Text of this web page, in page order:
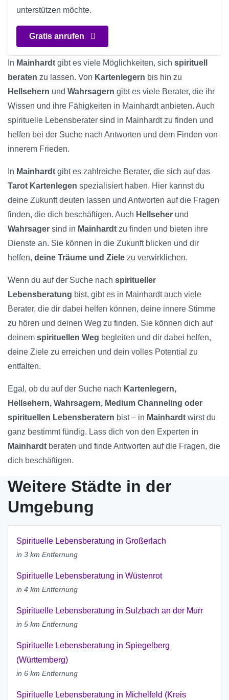
unterstützen möchte.
Gratis anrufen
In Mainhardt gibt es viele Möglichkeiten, sich spirituell
beraten zu lassen. Von Kartenlegern bis hin zu
Hellsehern und Wahrsagern gibt es viele Berater, die ihr
Wissen und ihre Fähigkeiten in Mainhardt anbieten. Auch
spirituelle Lebensberater sind in Mainhardt zu finden und
helfen bei der Suche nach Antworten und dem Finden von
innerem Frieden.
In Mainhardt gibt es zahlreiche Berater, die sich auf das
Tarot Kartenlegen spezialisiert haben. Hier kannst du
deine Zukunft deuten lassen und Antworten auf die Fragen
finden, die dich beschäftigen. Auch Hellseher und
Wahrsager sind in Mainhardt zu finden und bieten ihre
Dienste an. Sie können in die Zukunft blicken und dir
helfen, deine Träume und Ziele zu verwirklichen.
Wenn du auf der Suche nach spiritueller
Lebensberatung bist, gibt es in Mainhardt auch viele
Berater, die dir dabei helfen können, deine innere Stimme
zu hören und deinen Weg zu finden. Sie können dich auf
deinem spirituellen Weg begleiten und dir dabei helfen,
deine Ziele zu erreichen und dein volles Potential zu
entfalten.
Egal, ob du auf der Suche nach Kartenlegern,
Hellsehern, Wahrsagern, Medium Channeling oder
spirituellen Lebensberatern bist – in Mainhardt wirst du
ganz bestimmt fündig. Lass dich von den Experten in
Mainhardt beraten und finde Antworten auf die Fragen, die
dich beschäftigen.
Weitere Städte in der
Umgebung
Spirituelle Lebensberatung in Großerlach
in 3 km Entfernung
Spirituelle Lebensberatung in Wüstenrot
in 4 km Entfernung
Spirituelle Lebensberatung in Sulzbach an der Murr
in 5 km Entfernung
Spirituelle Lebensberatung in Spiegelberg
(Württemberg)
in 6 km Entfernung
Spirituelle Lebensberatung in Michelfeld (Kreis